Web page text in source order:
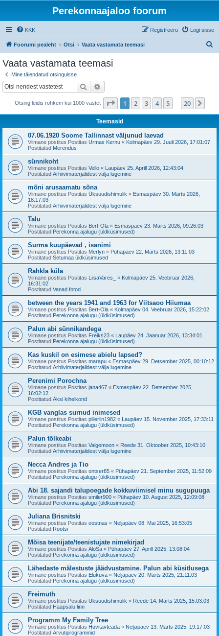
Perekonnaajaloo foorum
KKK Logi sisse
Registreeru
Foorumi pealeht Otsi Vaata vastamata teemasi
Vaata vastamata teemasi
Mine täiendatud otsinguisse
Otsi
Otsing leidis rohkem kui 1000 vastet 1 . leht20 -st
1 2 3 4 5 20
Teemasid
07.06.1920 Soome Tallinnast väljunud laevad
Viimane postitus Postitas Urmas Kernu « Kolmapäev 29. Juuli 2026, 17:01:07
Postitatud Merendus
sünnikoht
Viimane postitus Postitas Vello « Laupäev 25. Aprill 2026, 12:43:04
Postitatud Arhiivimaterjalidest välja lugemine
mõni arusaamatu sõna
Viimane postitus Postitas Üksuudishimulik « Esmaspäev 30. Märts 2026,
18:17:03
Postitatud Arhiivimaterjalidest välja lugemine
Talu
Viimane postitus Postitas Bert-Ola « Esmaspäev 23. Märts 2026, 09:26:03
Postitatud Perekonna ajalugu (üldküsimused)
Surma kuupäevad , isanimi
Viimane postitus Postitas Merlyn « Pühapäev 22. Märts 2026, 13:11:03
Postitatud Setumaa üldküsimused
Rahkla küla
Viimane postitus Postitas LiisaVares_ « Kolmapäev 25. Veebruar 2026,
16:31:02
Postitatud Vanad fotod
between the years 1941 and 1963 for Viitsaoo Hiiumaa
Viimane postitus Postitas Bert-Ola « Kolmapäev 04. Veebruar 2026, 15:22:02
Postitatud Perekonna ajalugu (üldküsimused)
Palun abi sünnikandega
Viimane postitus Postitas Freiks23 « Laupäev 24. Jaanuar 2026, 13:34:01
Postitatud Perekonna ajalugu (üldküsimused)
Kas kuskil on esimese abielu lapsed?
Viimane postitus Postitas marapu « Esmaspäev 29. Detsember 2025, 00:10:12
Postitatud Arhiivimaterjalidest välja lugemine
Perenimi Porochna
Viimane postitus Postitas jana467 « Esmaspäev 22. Detsember 2025,
16:02:12
Postitatud Äksi kihelkond
KGB vanglas surnud inimesed
Viimane postitus Postitas pilleriin1982 « Laupäev 15. November 2025, 17:33:11
Postitatud Perekonna ajalugu (üldküsimused)
Palun tõlkeabi
Viimane postitus Postitas Valgemoon « Reede 31. Oktoober 2025, 10:43:10
Postitatud Arhiivimaterjalidest välja lugemine
Necca Andres ja Tio
Viimane postitus Postitas ontser85 « Pühapäev 21. September 2025, 11:52:09
Postitatud Perekonna ajalugu (üldküsimused)
Abi 18. sajandi talupoegade kokkuviimisel minu sugupuuga
Viimane postitus Postitas smiler900 « Pühapäev 10. August 2025, 12:09:08
Postitatud Perekonna ajalugu (üldküsimused)
Juliana Brisnitski
Viimane postitus Postitas eostnas « Neljapäev 08. Mai 2025, 16:53:05
Postitatud Rootsi
Mõisa teenijate/teenistujate nimekirjad
Viimane postitus Postitas AloSa « Pühapäev 27. Aprill 2025, 13:08:04
Postitatud Perekonna ajalugu (üldküsimused)
Lähedaste mälestuste jäädvustamine. Palun abi küsitlusega
Viimane postitus Postitas Elukuva « Neljapäev 20. Märts 2025, 21:11:03
Postitatud Perekonna ajalugu (üldküsimused)
Freimuth
Viimane postitus Postitas Üksuudishimulik « Reede 14. Märts 2025, 15:03:03
Postitatud Haapsalu linn
Programm My Family Tree
Viimane postitus Postitas Huvitavteada « Neljapäev 13. Märts 2025, 19:17:03
Postitatud Arvutiprogrammid